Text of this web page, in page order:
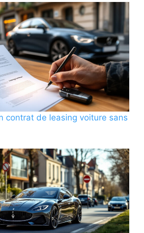
contrat de leasing voiture sans